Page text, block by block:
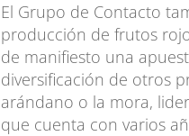
El Grupo de Contacto
producción de frutos
de manifiesto una
diversificación de otros
arándano o la mora,
que cuenta con varios